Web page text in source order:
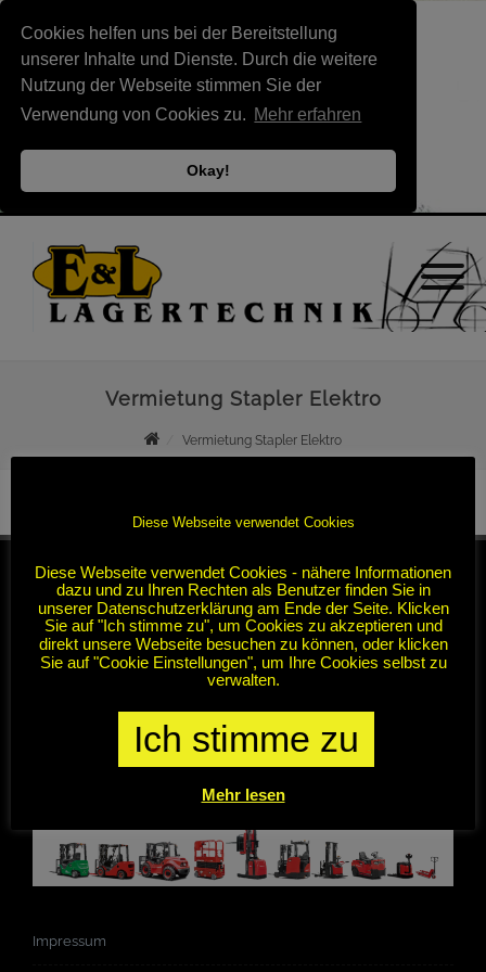
Cookies helfen uns bei der Bereitstellung
unserer Inhalte und Dienste. Durch die weitere
Nutzung der Webseite stimmen Sie der
Verwendung von Cookies zu. Mehr erfahren
Okay!
Vermietung Stapler Elektro
Vermietung Stapler Elektro
Impressum
Diese Webseite verwendet Cookies
Diese Webseite verwendet Cookies - nähere Informationen
dazu und zu Ihren Rechten als Benutzer finden Sie in
unserer Datenschutzerklärung am Ende der Seite. Klicken
Sie auf "Ich stimme zu", um Cookies zu akzeptieren und
direkt unsere Webseite besuchen zu können, oder klicken
Sie auf "Cookie Einstellungen", um Ihre Cookies selbst zu
verwalten.
Ich stimme zu
Mehr lesen